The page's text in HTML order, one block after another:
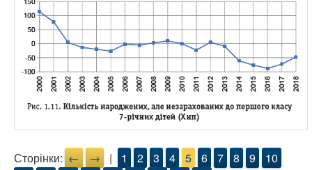
Сторінки: ← → | 1 2 3 4 5 6 7 8 9
10